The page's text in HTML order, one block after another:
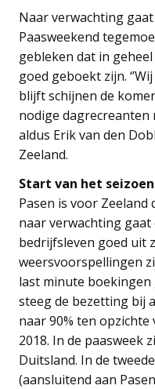
Naar verwachting
Paasweekend
gebleken dat in
goed geboekt zijn.
blijft schijnen de
nodige dagrecreanten
aldus Erik van den
Zeeland.
Start van het seizoen
Pasen is voor
naar verwachting
bedrijfsleven goed uit
weersvoorspellingen
last minute boekingen
steeg de bezetting bij
naar 90% ten
2018. In de paasweek
Duitsland. In de
(aansluitend aan